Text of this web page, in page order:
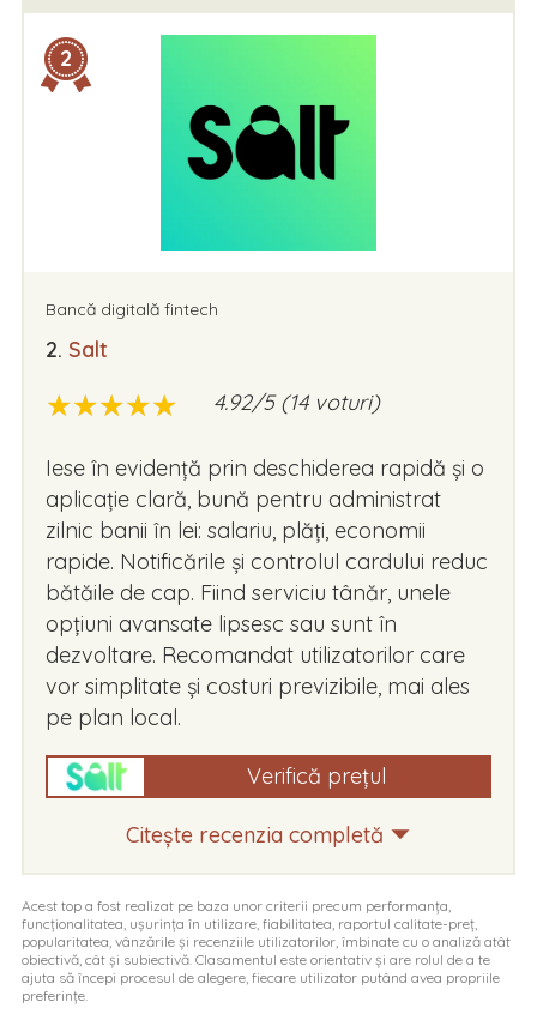
2
Bancă digitală fintech
2. Salt
★★★★★
★★★★★ 4.92/5 (14 voturi)
Iese în evidență prin deschiderea rapidă și o
aplicație clară, bună pentru administrat
zilnic banii în lei: salariu, plăți, economii
rapide. Notificările și controlul cardului reduc
bătăile de cap. Fiind serviciu tânăr, unele
opțiuni avansate lipsesc sau sunt în
dezvoltare. Recomandat utilizatorilor care
vor simplitate și costuri previzibile, mai ales
pe plan local.
Verifică prețul
Citește recenzia completă
Acest top a fost realizat pe baza unor criterii precum performanța,
funcționalitatea, ușurința în utilizare, fiabilitatea, raportul calitate-preț,
popularitatea, vânzările și recenziile utilizatorilor, îmbinate cu o analiză atât
obiectivă, cât și subiectivă. Clasamentul este orientativ și are rolul de a te
ajuta să începi procesul de alegere, fiecare utilizator putând avea propriile
preferințe.